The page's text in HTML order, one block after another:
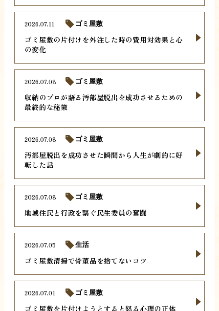
ゴミ屋敷の片付けを外注した時の費用対効果と心
の変化
2026.07.11 ゴミ屋敷
収納のプロが語る汚部屋脱出を成功させるための
最終的な秘策
2026.07.08 ゴミ屋敷
汚部屋脱出を成功させた瞬間から人生が劇的に好
転した話
2026.07.08 ゴミ屋敷
地域住民と行政を繋ぐ民生委員の奮闘
2026.07.08 ゴミ屋敷
ゴミ屋敷清掃で骨董品を捨てないコツ
2026.07.05 生活
ゴミ屋敷を片付けようとすると怒る心理の正体
2026.07.01 ゴミ屋敷